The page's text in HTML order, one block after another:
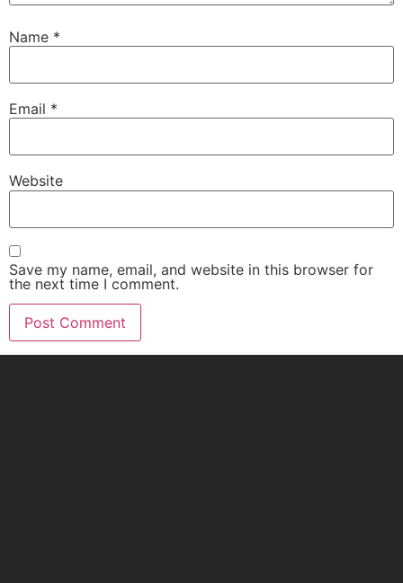
Name *
Email *
Website
Save my name, email, and website in this browser for
the next time I comment.